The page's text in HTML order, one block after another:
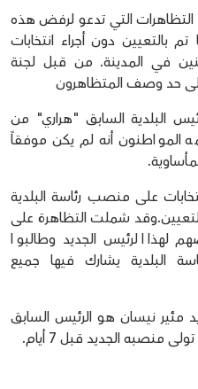
التي تدعو لرفض هذه
بالتعيين دون أجراء انتخابات
في المدينة. من قبل لجنة
-على حد وصف المتظاهرون
البلدية السابق "هراري" من
المواطنونأنه لم يكن موفقاً
على منصب رئاسة البلدية
وقد شملت التظاهرة على
لهذا الرئيس الجديد وطالبوا
البلدية يشارك فيها جميع
مئير نيسان هو الرئيس السابق
منصبه الجديد قبل 7 أيام.